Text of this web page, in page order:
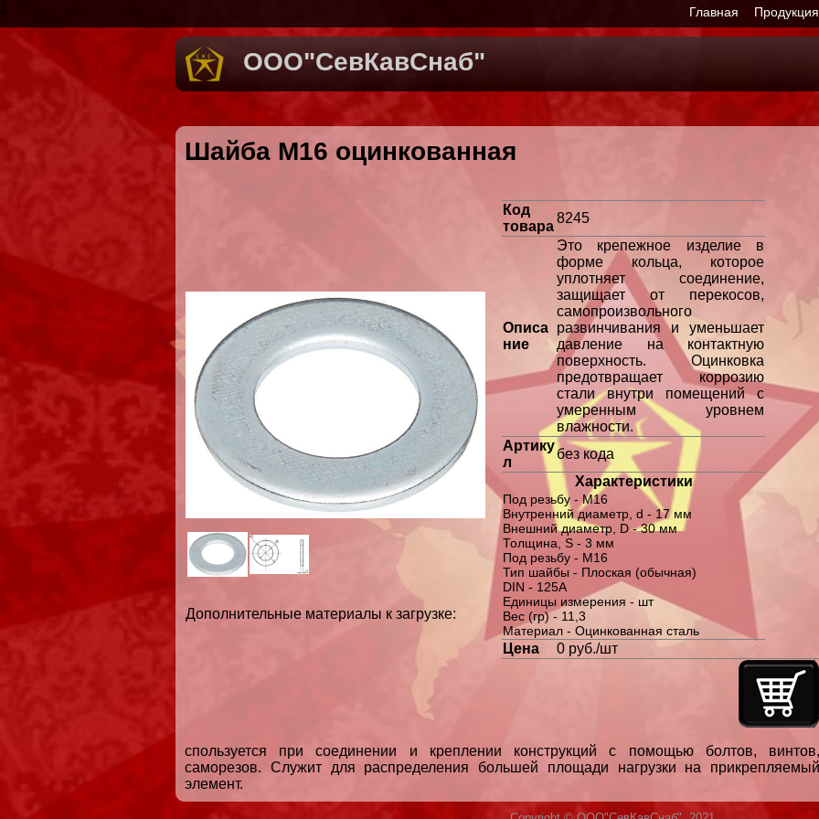
1 Главная Продукция
ООО"СевКавСнаб"
Шайба М16 оцинкованная
Дополнительные материалы к загрузке:
Код
товара
8245
Описа
ние
Это крепежное изделие в
форме кольца, которое
уплотняет соединение,
защищает от перекосов,
самопроизвольного
развинчивания и уменьшает
давление на контактную
поверхность. Оцинковка
предотвращает коррозию
стали внутри помещений с
умеренным уровнем
влажности.
Артику
л
без кода
Характеристики
Под резьбу - М16
Внутренний диаметр, d - 17 мм
Внешний диаметр, D - 30 мм
Толщина, S - 3 мм
Под резьбу - М16
Тип шайбы - Плоская (обычная)
DIN - 125A
Единицы измерения - шт
Вес (гр) - 11,3
Материал - Оцинкованная сталь
Цена 0 руб./шт
спользуется при соединении и креплении конструкций с помощью болтов, винтов,
саморезов. Служит для распределения большей площади нагрузки на прикрепляемый
элемент.